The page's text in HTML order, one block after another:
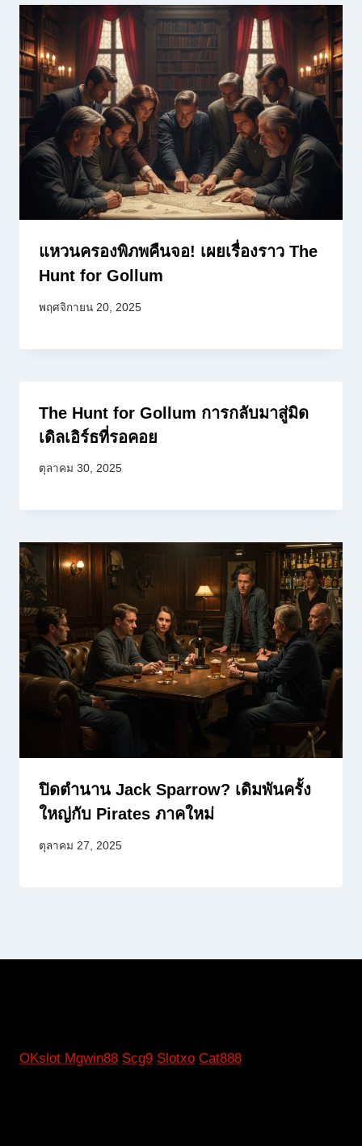
แหวนครองพิภพคืนจอ! เผยเรื่องราว The
Hunt for Gollum
พฤศจิกายน 20, 2025
The Hunt for Gollum การกลับมาสู่มิด
เดิลเอิร์ธที่รอคอย
ตุลาคม 30, 2025
ปิดตำนาน Jack Sparrow? เดิมพันครั้ง
ใหญ่กับ Pirates ภาคใหม่
ตุลาคม 27, 2025
OKslot Mgwin88 Scg9 Slotxo Cat888